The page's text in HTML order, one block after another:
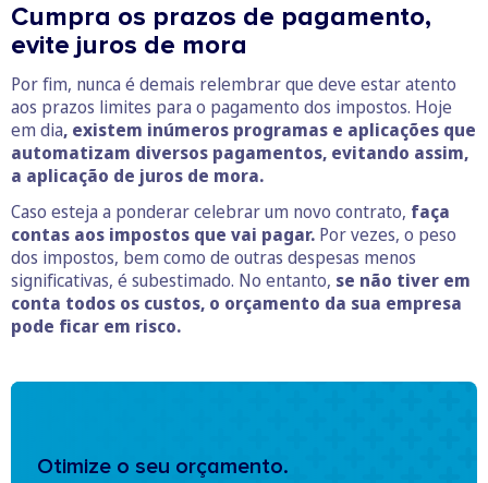
Cumpra os prazos de pagamento,
evite juros de mora
Por fim, nunca é demais relembrar que deve estar atento
aos prazos limites para o pagamento dos impostos. Hoje
em dia, existem inúmeros programas e aplicações que
automatizam diversos pagamentos, evitando assim,
a aplicação de juros de mora.
Caso esteja a ponderar celebrar um novo contrato, faça
contas aos impostos que vai pagar. Por vezes, o peso
dos impostos, bem como de outras despesas menos
significativas, é subestimado. No entanto, se não tiver em
conta todos os custos, o orçamento da sua empresa
pode ficar em risco.
Otimize o seu orçamento.